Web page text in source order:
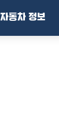
자동차 정보